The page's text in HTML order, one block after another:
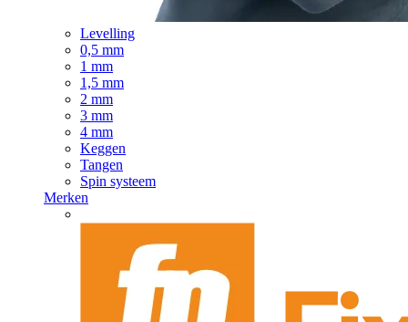
Levelling
0,5 mm
1 mm
1,5 mm
2 mm
3 mm
4 mm
Keggen
Tangen
Spin systeem
Merken